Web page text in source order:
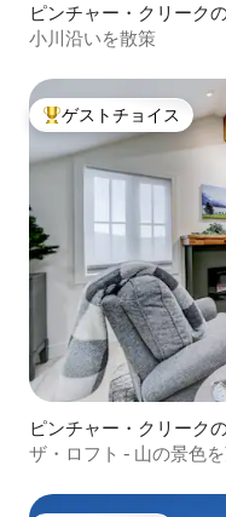
ピンチャー・クリーク
小川沿いを散策
大好評のゲストチョイ
ゲストチョイス
ピンチャー・クリーク
ザ・ロフト -